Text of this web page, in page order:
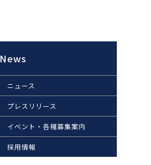
News
ニュース
プレスリリース
イベント・各種募集案内
採用情報